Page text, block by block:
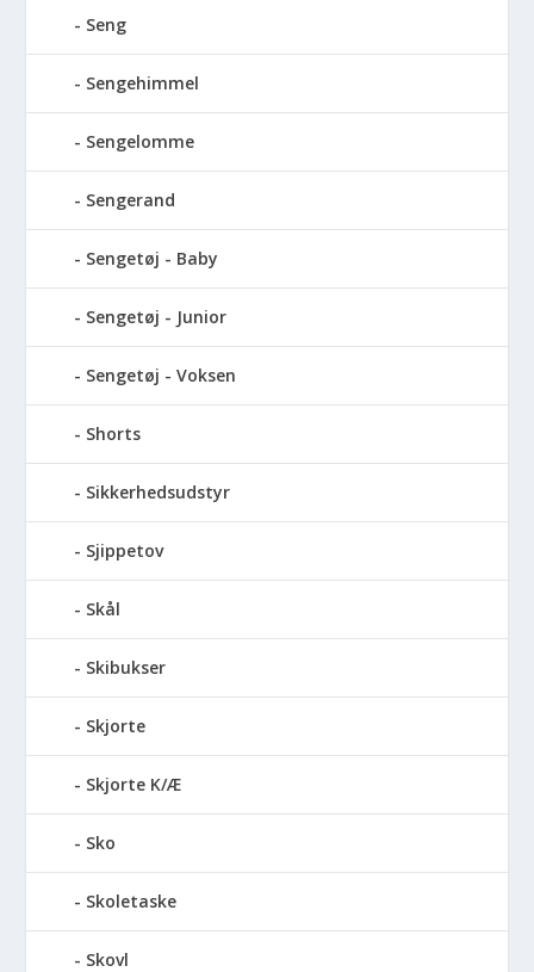
Seng
Sengehimmel
Sengelomme
Sengerand
Sengetøj - Baby
Sengetøj - Junior
Sengetøj - Voksen
Shorts
Sikkerhedsudstyr
Sjippetov
Skål
Skibukser
Skjorte
Skjorte K/Æ
Sko
Skoletaske
Skovl